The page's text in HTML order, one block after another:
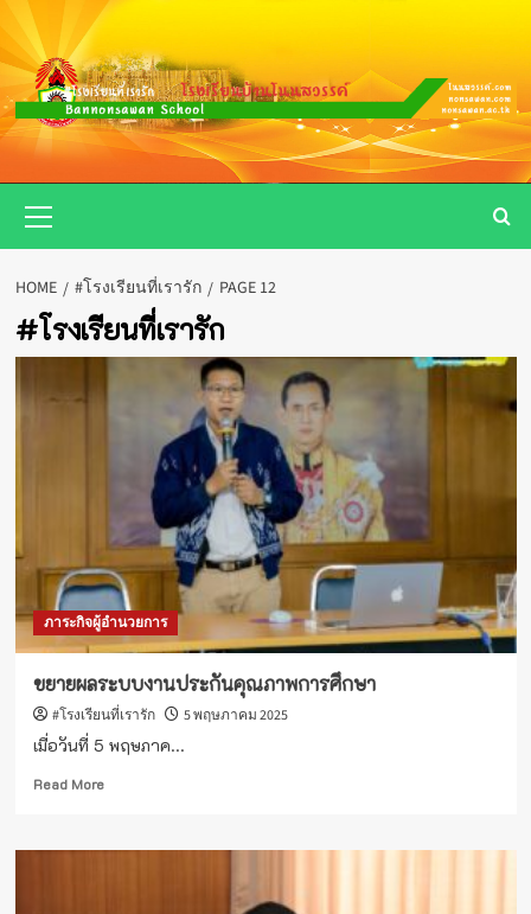
Skip
content
Menu
HOME #โรงเรียนที่เรารัก PAGE 12
#โรงเรียนที่เรารัก
ภาระกิจผู้อำนวยการ
ขยายผลระบบงานประกันคุณภาพการศึกษา
#โรงเรียนที่เรารัก 5 พฤษภาคม 2025
เมื่อวันที่ 5 พฤษภาค...
Read MoreRead
ขยาย